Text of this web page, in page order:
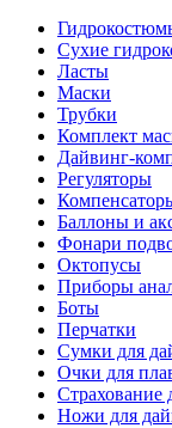
Сухие
Ласты
Маски
Трубки
Комплект
Дайвинг-
Регуляторы
Баллоны и
Фонари
Октопусы
Приборы
Боты
Перчатки
Сумки для
Очки для
Страхование
Ножи для